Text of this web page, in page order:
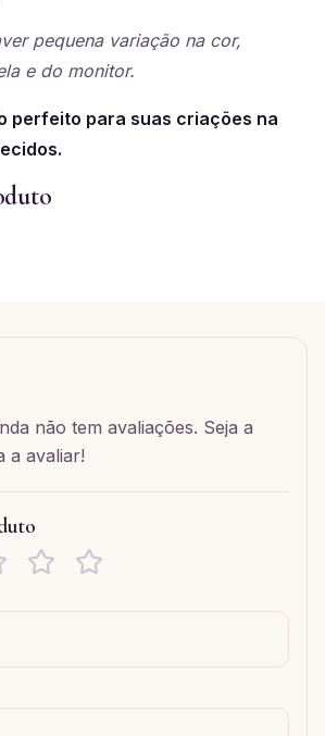
pequena variação na cor,
e do monitor.
perfeito para suas criações na
não tem avaliações. Seja a
a avaliar!